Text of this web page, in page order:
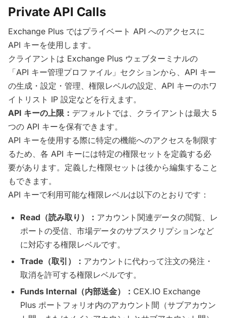
Private API Calls
Exchange Plus ではプライベート API へのアクセスに
API キーを使用します。
クライアントは Exchange Plus ウェブターミナルの
「API キー管理プロファイル」セクションから、API キー
の生成・設定・管理、権限レベルの設定、API キーのホワ
イトリスト IP 設定などを行えます。
API キーの上限： デフォルトでは、クライアントは最大 5
つの API キーを保有できます。
API キーを使用する際に特定の機能へのアクセスを制限す
るため、各 API キーには特定の権限セットを定義する必
要があります。定義した権限セットは後から編集すること
もできます。
API キーで利用可能な権限レベルは以下のとおりです：
Read（読み取り）： アカウント関連データの閲覧、レ
ポートの受信、市場データのサブスクリプションなど
に対応する権限レベルです。
Trade（取引）： アカウントに代わって注文の発注・
取消を許可する権限レベルです。
Funds Internal（内部送金）： CEX.IO Exchange
Plus ポートフォリオ内のアカウント間（サブアカウン